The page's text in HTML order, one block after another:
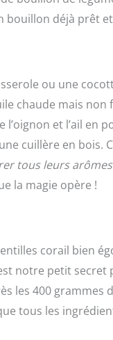
bouillon déjà prêt
ou une
chaude mais
l’oignon et l’ail
cuillère en bois.
tous leurs
la magie opère !
corail bien
notre petit
les 400 grammes
tous les